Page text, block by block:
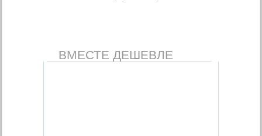
ВМЕСТЕ ДЕШЕВЛЕ